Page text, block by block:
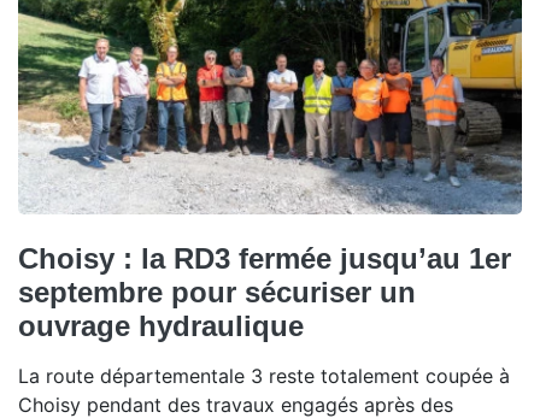
Choisy : la RD3 fermée jusqu’au 1er
septembre pour sécuriser un
ouvrage hydraulique
La route départementale 3 reste totalement coupée à
Choisy pendant des travaux engagés après des